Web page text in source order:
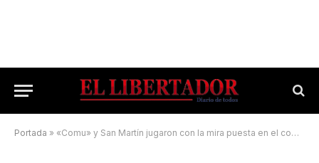
Portada » «Comu» y San Martín jugaron con la mira puesta en el comienzo de la Liga